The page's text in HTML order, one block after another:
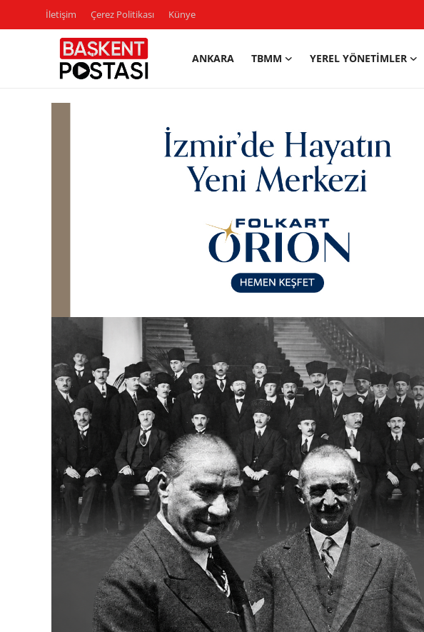
İletişim Çerez Politikası Künye
ANKARA TBMM YEREL YÖNETIMLER
Bakanlıklar
Siyasi Partiler
Mülki İdare
Toplum ve Yaşam
Sivil Toplum Kuruluşları
Kamu Kurumları ve Üst Kurullar